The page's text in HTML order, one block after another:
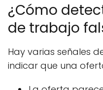
¿Cómo
de trabajo
Hay varias señales
indicar que una